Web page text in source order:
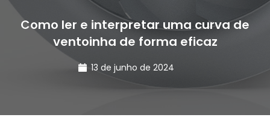
Como ler e interpretar uma curva de
ventoinha de forma eficaz
13 de junho de 2024